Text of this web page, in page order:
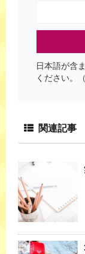
日本語が含
ください。
関連記事